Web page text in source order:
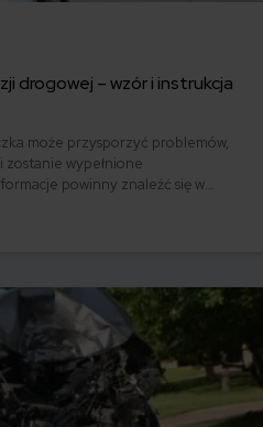
drogowej – wzór i instrukcja
może przysporzyć problemów,
zostanie wypełnione
powinny znaleźć się w